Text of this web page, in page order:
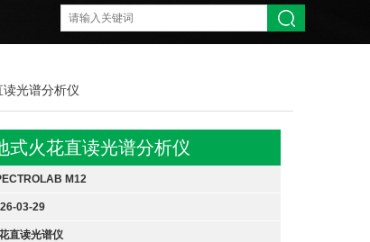
读光谱分析仪
式火花直读光谱分析仪
M12
03-29
直读光谱仪